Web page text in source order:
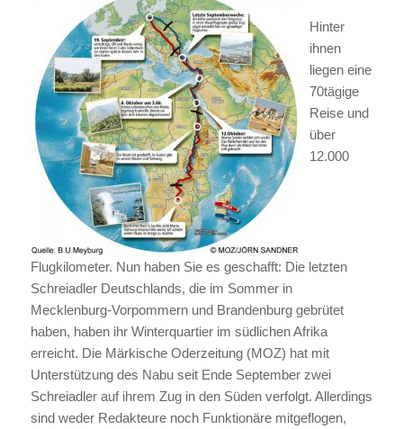
Hinter
ihnen
liegen eine
70tägige
Reise und
über
12.000
Flugkilometer. Nun haben Sie es geschafft: Die letzten
Schreiadler Deutschlands, die im Sommer in
Mecklenburg-Vorpommern und Brandenburg gebrütet
haben, haben ihr Winterquartier im südlichen Afrika
erreicht. Die Märkische Oderzeitung (MOZ) hat mit
Unterstützung des Nabu seit Ende September zwei
Schreiadler auf ihrem Zug in den Süden verfolgt. Allerdings
sind weder Redakteure noch Funktionäre mitgeflogen,